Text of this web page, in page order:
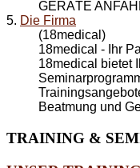
GERÄTE
5. Die Firma
(18medical)
18medical - Ihr
18medical bietet
Beatmung und
TRAINING &